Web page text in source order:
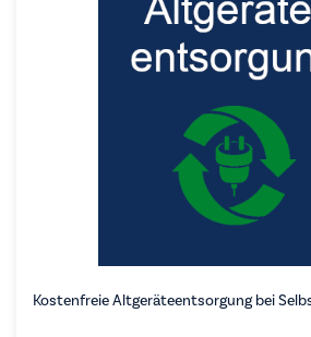
Kostenfreie Altgeräteentsorgung bei